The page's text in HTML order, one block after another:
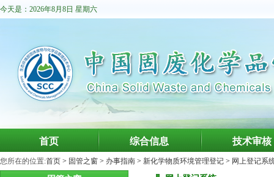
今天是：2026年8月8日 星期六
首页 综合信息 技术审核
您所在的位置:首页 > 固管之窗 > 办事指南 > 新化学物质环境管理登记 > 网上登记系